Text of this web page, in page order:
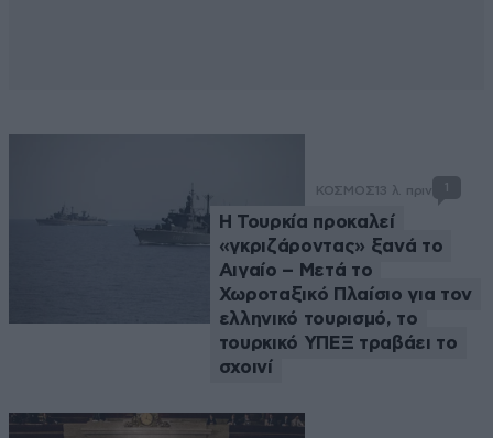
ΚΟΣΜΟΣ 13 λ. πριν 1
Η Τουρκία προκαλεί
«γκριζάροντας» ξανά το
Αιγαίο – Μετά το
Χωροταξικό Πλαίσιο για τον
ελληνικό τουρισμό, το
τουρκικό ΥΠΕΞ τραβάει το
σχοινί